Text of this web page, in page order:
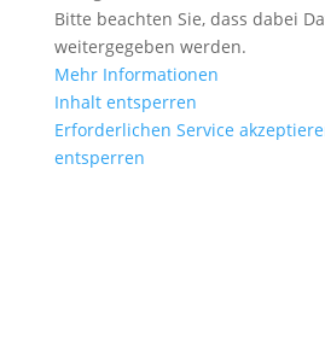
Bitte beachten Sie, dass dabei
weitergegeben werden.
Mehr Informationen
Inhalt entsperren
Erforderlichen Service
entsperren